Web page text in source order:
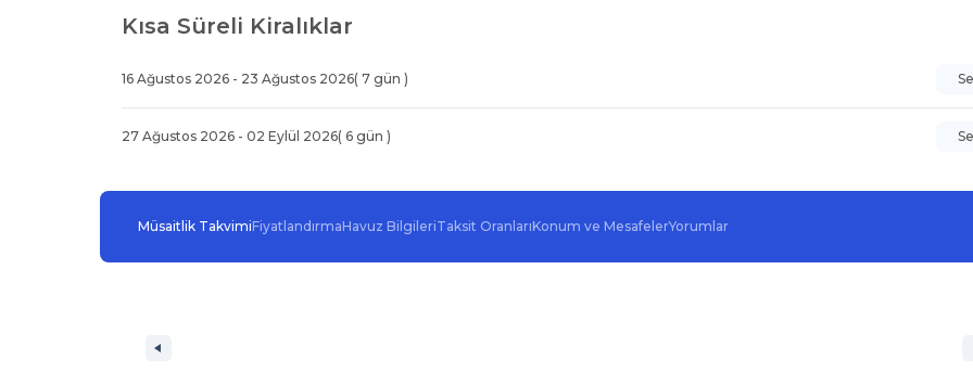
Kısa Süreli Kiralıklar
16 Ağustos 2026 - 23 Ağustos 2026( 7 gün )
27 Ağustos 2026 - 02 Eylül 2026( 6 gün )
Müsaitlik TakvimiFiyatlandırmaHavuz BilgileriTaksit OranlarıKonum ve MesafelerYorumlar